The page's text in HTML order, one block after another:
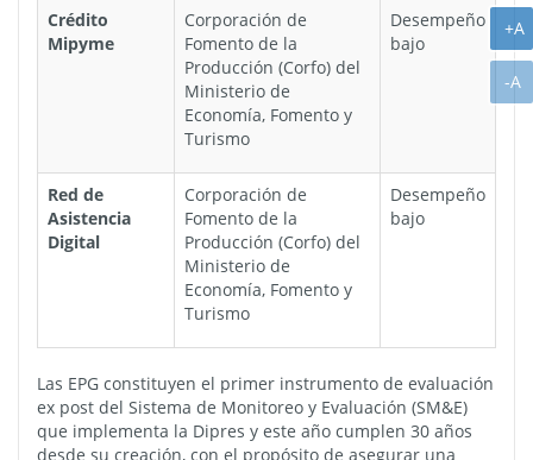
Crédito
Mipyme
Corporación de
Fomento de la
Producción (Corfo) del
Ministerio de
Economía, Fomento y
Turismo
Desempeño
bajo
Red de
Asistencia
Digital
Corporación de
Fomento de la
Producción (Corfo) del
Ministerio de
Economía, Fomento y
Turismo
Desempeño
bajo
Las EPG constituyen el primer instrumento de evaluación
ex post del Sistema de Monitoreo y Evaluación (SM&E)
que implementa la Dipres y este año cumplen 30 años
desde su creación, con el propósito de asegurar una
+A
-A